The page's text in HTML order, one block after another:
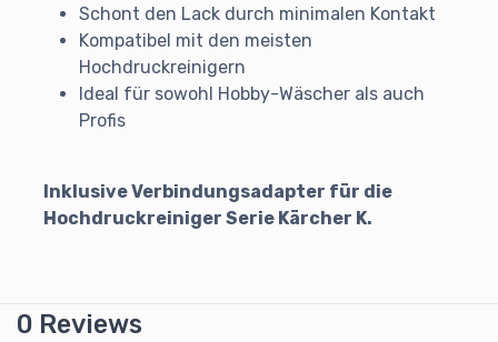
Schont den Lack durch minimalen Kontakt
Kompatibel mit den meisten
Hochdruckreinigern
Ideal für sowohl Hobby-Wäscher als auch
Profis
Inklusive Verbindungsadapter für die
Hochdruckreiniger Serie Kärcher K.
0 Reviews